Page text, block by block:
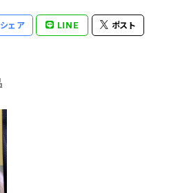
シェア LINE ポスト